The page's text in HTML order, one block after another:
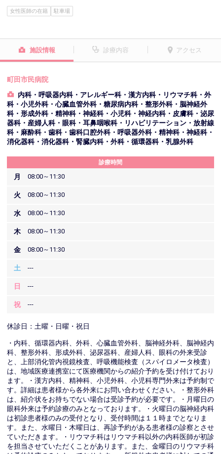
女性医師の在籍 駐車場
施設情報 診療内容 アクセス
町田市民病院
内科・呼吸器内科・アレルギー科・漢方内科・リウマチ科・外
科・小児外科・心臓血管外科・糖尿病内科・整形外科・脳神経外
科・形成外科・精神科・神経科・小児科・神経内科・皮膚科・泌尿
器科・産婦人科・眼科・耳鼻咽喉科・リハビリテーション・放射線
科・麻酔科・歯科・歯科口腔外科・呼吸器外科・精神科・神経科・
消化器科・消化器科・腎臓内科・外科・循環器科・乳腺外科
診療時間
月 08:00～11:30
火 08:00～11:30
水 08:00～11:30
木 08:00～11:30
金 08:00～11:30
土 ---
日 ---
祝 ---
休診日：土曜・日曜・祝日
・内科、循環器内科、外科、心臓血管外科、脳神経外科、脳神経内
科、整形外科、形成外科、泌尿器科、産婦人科、眼科の外来受診
と、上部消化管内視鏡検査、呼吸機能検査（スパイロメータ検査）
は、地域医療連携室にて医療機関からの紹介予約を受け付けており
ます。・漢方内科、精神科、小児外科、小児科専門外来は予約制で
す。詳細は患者様から各外来にお問い合わせください。・整形外科
は、紹介状をお持ちでない場合は受診予約が必要です。・月曜日の
眼科外来は予約診療のみとなっております。・火曜日の脳神経内科
は初診患者様のみの受付となり、受付時間は１１時までとなりま
す。また、水曜日・木曜日は、再診予約がある患者様の診察とさせ
ていただきます。・リウマチ科はリウマチ科以外の内科医師が初診
を担当させていただくことがあります。また、金曜日のリウマチ科